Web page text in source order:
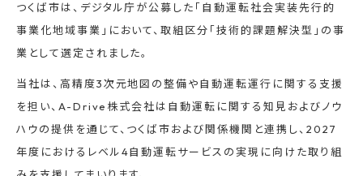
つくば市は、デジタル庁が公募した「自動運転社会実装先行的
事業化地域事業」において、取組区分「技術的課題解決型」の事
業として選定されました。
当社は、高精度3次元地図の整備や自動運転運行に関する支援
を担い、A-Drive株式会社は自動運転に関する知見およびノウ
ハウの提供を通じて、つくば市および関係機関と連携し、2027
年度におけるレベル4自動運転サービスの実現に向けた取り組